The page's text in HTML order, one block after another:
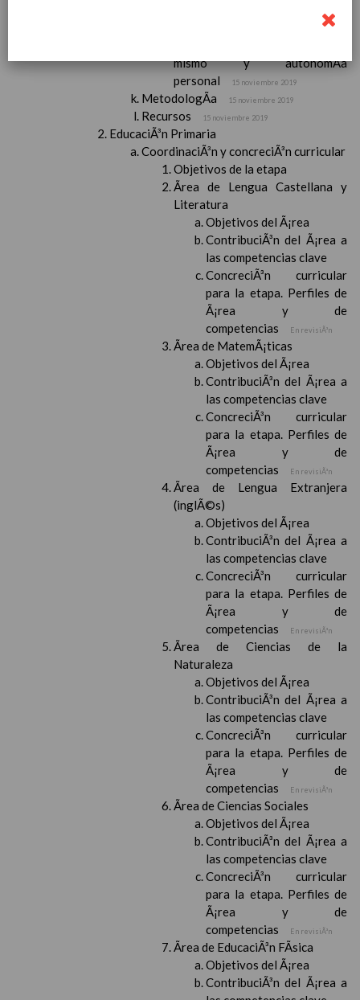
mismo y autonomÃ­a
personal
15 noviembre 2019
MetodologÃ­a 15 noviembre 2019
Recursos 15 noviembre 2019
EducaciÃ³n Primaria
CoordinaciÃ³n y concreciÃ³n curricular
Objetivos de la etapa
Ãrea de Lengua Castellana y
Literatura
Objetivos del Ã¡rea
ContribuciÃ³n del Ã¡rea a
las competencias clave
ConcreciÃ³n curricular
para la etapa. Perfiles de
Ã¡rea y de
competencias
En revisiÃ³n
Ãrea de MatemÃ¡ticas
Objetivos del Ã¡rea
ContribuciÃ³n del Ã¡rea a
las competencias clave
ConcreciÃ³n curricular
para la etapa. Perfiles de
Ã¡rea y de
competencias
En revisiÃ³n
Ãrea de Lengua Extranjera
(inglÃ©s)
Objetivos del Ã¡rea
ContribuciÃ³n del Ã¡rea a
las competencias clave
ConcreciÃ³n curricular
para la etapa. Perfiles de
Ã¡rea y de
competencias
En revisiÃ³n
Ãrea de Ciencias de la
Naturaleza
Objetivos del Ã¡rea
ContribuciÃ³n del Ã¡rea a
las competencias clave
ConcreciÃ³n curricular
para la etapa. Perfiles de
Ã¡rea y de
competencias
En revisiÃ³n
Ãrea de Ciencias Sociales
Objetivos del Ã¡rea
ContribuciÃ³n del Ã¡rea a
las competencias clave
ConcreciÃ³n curricular
para la etapa. Perfiles de
Ã¡rea y de
competencias
En revisiÃ³n
Ãrea de EducaciÃ³n FÃ­sica
Objetivos del Ã¡rea
ContribuciÃ³n del Ã¡rea a